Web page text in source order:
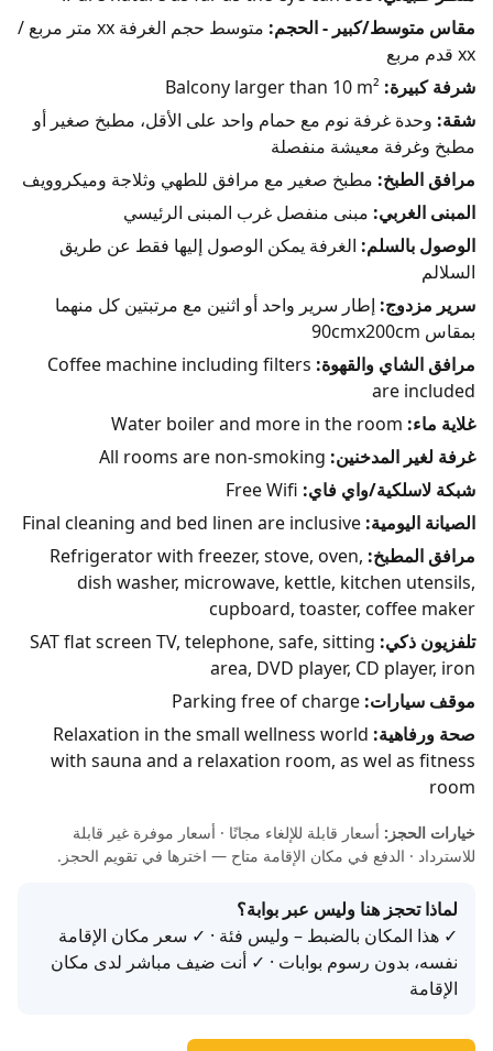
مقاس متوسط/كبير - الحجم:
متوسط حجم الغرفة xx متر مربع /
xx قدم مربع
شرفة كبيرة:
شقة: وحدة غرفة نوم مع حمام واحد على الأقل، مطبخ صغير أو
مطبخ وغرفة معيشة منفصلة
مرافق الطبخ: مطبخ صغير مع مرافق للطهي وثلاجة وميكروويف
المبنى الغربي: مبنى منفصل غرب المبنى الرئيسي
الوصول بالسلم: الغرفة يمكن الوصول إليها فقط عن طريق
السلالم
سرير مزدوج: إطار سرير واحد أو اثنين مع مرتبتين كل منهما
بمقاس 90cmx200cm
مرافق الشاي والقهوة: Coffee machine including filters
are included
غلاية ماء:
غرفة لغير المدخنين:
شبكة لاسلكية/واي فاي:
الصيانة اليومية:
مرافق المطبخ: Refrigerator with freezer, stove, oven,
dish washer, microwave, kettle, kitchen utensils,
cupboard, toaster, coffee maker
تلفزيون ذكي: SAT flat screen TV, telephone, safe, sitting
area, DVD player, CD player, iron
موقف سيارات:
صحة ورفاهية: Relaxation in the small wellness world
with sauna and a relaxation room, as wel as fitness
room
خيارات الحجز: أسعار قابلة للإلغاء مجانًا · أسعار موفرة غير قابلة
للاسترداد · الدفع في مكان الإقامة متاح — اخترها في تقويم الحجز.
لماذا تحجز هنا وليس عبر بوابة؟
✓ هذا المكان بالضبط – وليس فئة · ✓ سعر مكان الإقامة
نفسه، بدون رسوم بوابات · ✓ أنت ضيف مباشر لدى مكان
الإقامة